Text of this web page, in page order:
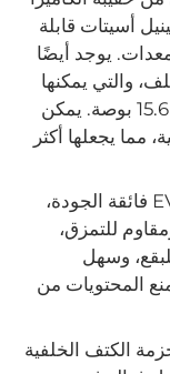
أسيتات قابلة
يوجد أيضًا
والتي يمكنها
استيعاب كمبيوتر محمول يصل حجمه إلى 15.6 بوصة. يمكن
مما يجعلها أكثر
* 【مضاد للصدمات】مصنوع من مادة EVA فائقة الجودة،
للتمزق،
وسهل
المحتويات من
الكتف الخلفية